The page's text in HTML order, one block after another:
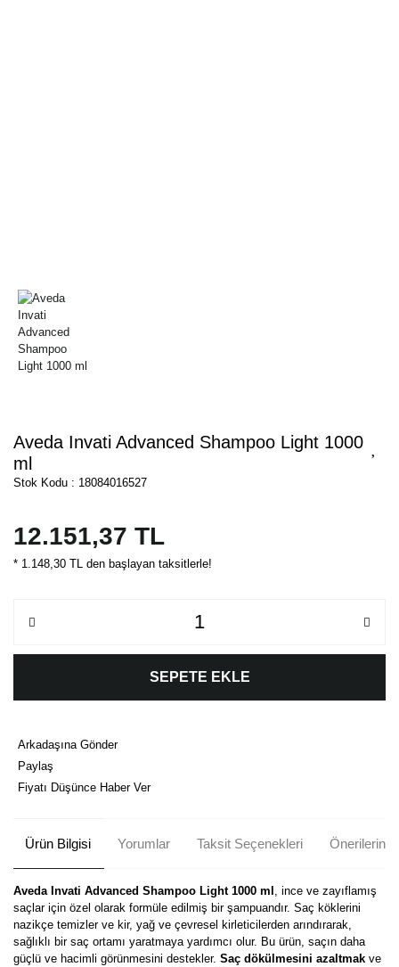
Aveda Invati Advanced Shampoo Light 1000
ml
Stok Kodu : 18084016527
12.151,37 TL
* 1.148,30 TL den başlayan taksitlerle!
SEPETE EKLE
Arkadaşına Gönder
Paylaş
Fiyatı Düşünce Haber Ver
Ürün Bilgisi Yorumlar Taksit Seçenekleri Önerileriniz
Aveda Invati Advanced Shampoo Light 1000 ml , ince ve zayıflamış
saçlar için özel olarak formüle edilmiş bir şampuandır. Saç köklerini
nazikçe temizler ve kir, yağ ve çevresel kirleticilerden arındırarak,
sağlıklı bir saç ortamı yaratmaya yardımcı olur. Bu ürün, saçın daha
güçlü ve hacimli görünmesini destekler. Saç dökülmesini azaltmak ve